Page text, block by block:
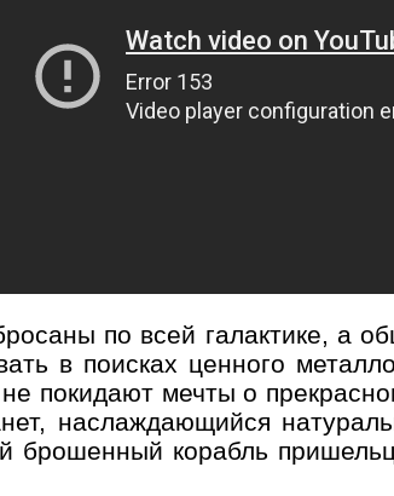
по всей галактике, а
в поисках ценного
покидают мечты о
наслаждающийся
брошенный корабль